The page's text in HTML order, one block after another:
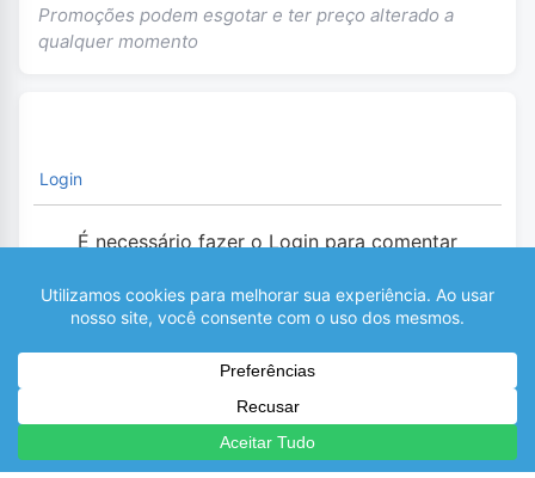
Promoções podem esgotar e ter preço alterado a
qualquer momento
Login
É necessário fazer o Login para comentar
0 COMENTÁRIOS